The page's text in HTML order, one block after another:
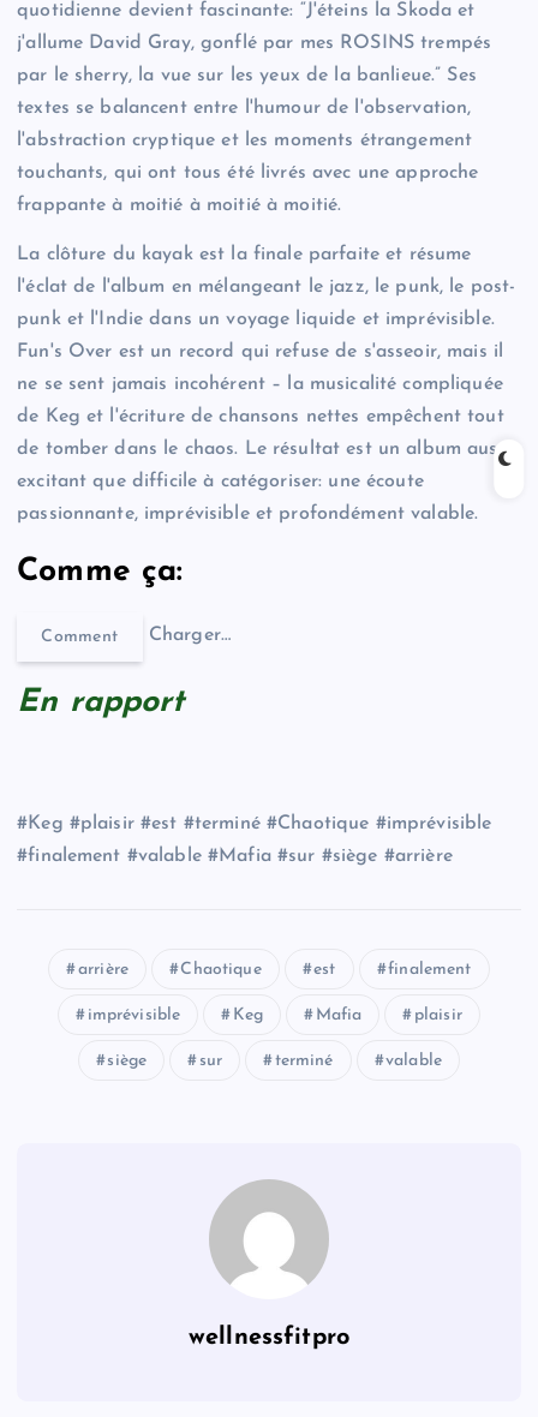
quotidienne devient fascinante: “J'éteins la Skoda et
j'allume David Gray, gonflé par mes ROSINS trempés
par le sherry, la vue sur les yeux de la banlieue.” Ses
textes se balancent entre l'humour de l'observation,
l'abstraction cryptique et les moments étrangement
touchants, qui ont tous été livrés avec une approche
frappante à moitié à moitié à moitié.
La clôture du kayak est la finale parfaite et résume
l'éclat de l'album en mélangeant le jazz, le punk, le post-
punk et l'Indie dans un voyage liquide et imprévisible.
Fun's Over est un record qui refuse de s'asseoir, mais il
ne se sent jamais incohérent – la musicalité compliquée
de Keg et l'écriture de chansons nettes empêchent tout
de tomber dans le chaos. Le résultat est un album aussi
excitant que difficile à catégoriser: une écoute
passionnante, imprévisible et profondément valable.
Comme ça:
Comment Charger…
En rapport
#Keg #plaisir #est #terminé #Chaotique #imprévisible
#finalement #valable #Mafia #sur #siège #arrière
arrière Chaotique est finalement
imprévisible Keg Mafia plaisir
siège sur terminé valable
wellnessfitpro